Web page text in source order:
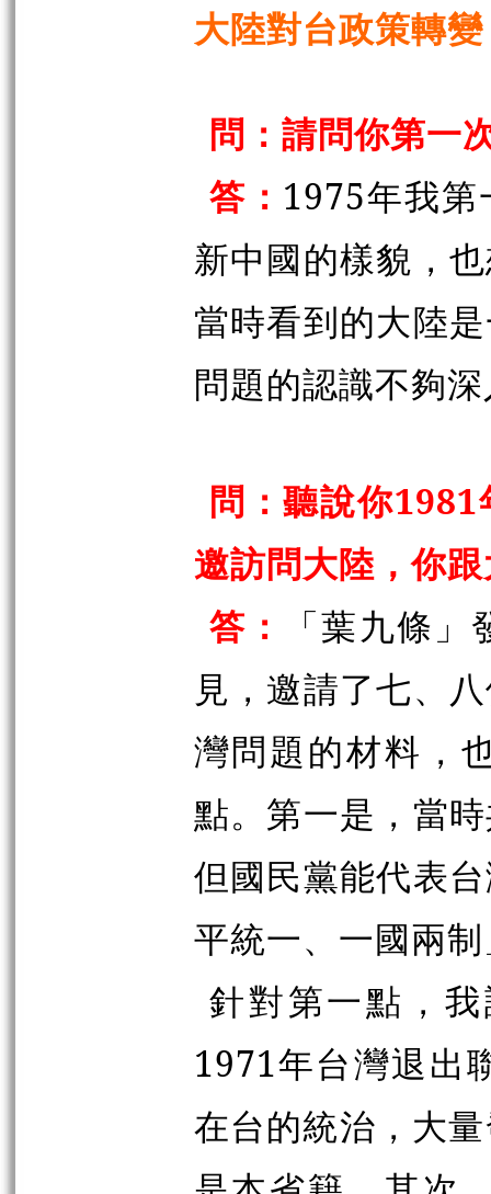
大陸對台政策轉變
問：請問你第一
答： 1975年我
新中國的樣貌，
當時看到的大陸
問題的認識不夠
問：聽說你
邀訪問大陸，你
答：
「葉九條
見，邀請了七、
灣問題的材料，
點。第一是，當
但國民黨能代表
平統一、一國兩
針對第一點，
1971年台灣退出
在台的統治，大